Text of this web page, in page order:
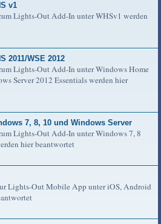
v1
Lights-Out Add-In unter WHSv1 werden
2011/WSE 2012
Lights-Out Add-In unter Windows Home
Server 2012 Essentials werden hier
7, 8, 10 und Windows Server
Lights-Out Add-In unter Windows 7, 8
hier beantwortet
Lights-Out Mobile App unter iOS, Android